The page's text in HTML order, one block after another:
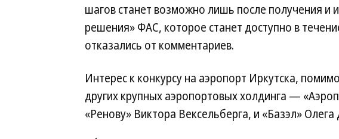
шагов станет возможно лишь после получения и
решения» ФАС, которое станет доступно в
отказались от комментариев.
Интерес к конкурсу на аэропорт Иркутска,
других крупных аэропортовых холдинга —
«Ренову» Виктора Вексельберга, и «Базэл» Олега